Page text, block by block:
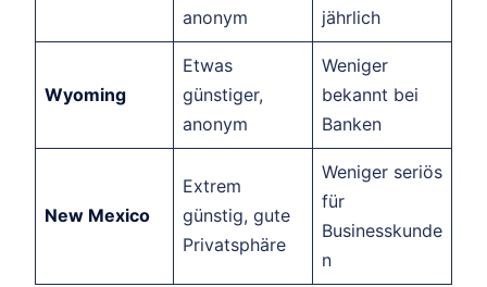
anonym
jährlich
Wyoming
Etwas
günstiger,
anonym
Weniger
bekannt bei
Banken
New Mexico
Extrem
günstig, gute
Privatsphäre
Weniger seriös
für
Businesskunde
n